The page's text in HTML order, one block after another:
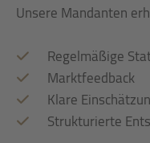
Unsere Mandanten
Regelmäßige
Marktfeedback
Klare
Strukturierte